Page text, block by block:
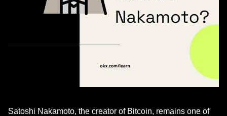
Satoshi Nakamoto, the creator of Bitcoin, remains one of